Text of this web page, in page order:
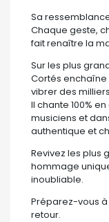
Sa
Chaque geste,
fait renaître la
Sur les plus
Cortés
vibrer des
Il chante 100%
musiciens et
authentique et
Revivez les plus
hommage
inoubliable.
Préparez-vous
retour.